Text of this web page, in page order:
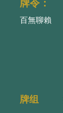
牌令：
百無聊賴
牌组